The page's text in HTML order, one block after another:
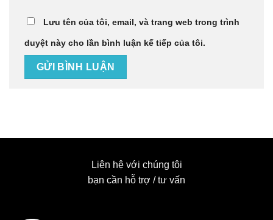
Lưu tên của tôi, email, và trang web trong trình
duyệt này cho lần bình luận kế tiếp của tôi.
Liên hệ với chúng tôi
bạn cần hỗ trợ / tư vấn